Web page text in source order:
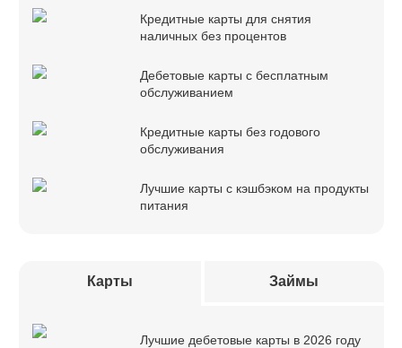
Кредитные карты для снятия
наличных без процентов
Дебетовые карты с бесплатным
обслуживанием
Кредитные карты без годового
обслуживания
Лучшие карты с кэшбэком на продукты
питания
Карты Займы
Лучшие дебетовые карты в 2026 году